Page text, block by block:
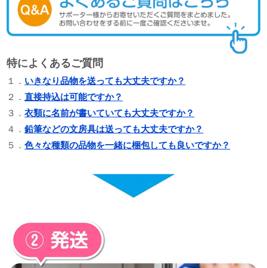
特によくあるご質問
１． いきなり品物を送っても大丈夫ですか？
２．直接持込は可能ですか？
３．衣類に名前が書いていても大丈夫ですか？
４．鉛筆などの文房具は送っても大丈夫ですか？
５．色々な種類の品物を一緒に梱包しても良いですか？